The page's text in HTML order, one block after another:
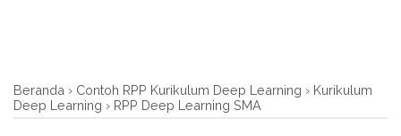
Beranda › Contoh RPP Kurikulum Deep Learning › Kurikulum
Deep Learning › RPP Deep Learning SMA